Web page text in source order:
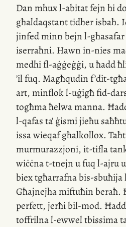
Dan mhuxl-abitatfejn hi
għaldaqstant tidher isbaħ.
jinfed minn bejnl-għasafar
iserraħni. Hawn in-nies
medhifl-aġġeġġi, u ħadd
’il fuq. Magħqudin f’dit-
art, minflokl-uġigħfid-
togħma ħelwa manna.
l-qafasta’ ġismi jieħu
issa wieqaf għalkollox. Taħt
murmurazzjoni, it-tifla
wiċċnat-tnejnu fuql-ajru
biex tgħarrafnabis-sbuħija
Għajnejha miftuħin
perfett, jerħibil-mod.
toffrilnal-ewweltbissima